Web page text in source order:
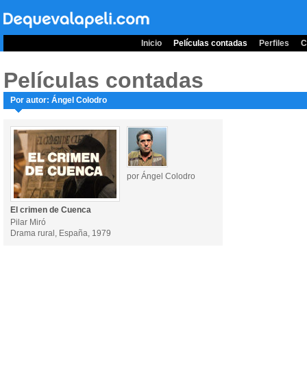
Inicio Películas contadas Perfiles
Películas contadas
Por autor: Ángel Colodro
por Ángel Colodro
El crimen de Cuenca
Pilar Miró
Drama rural, España, 1979